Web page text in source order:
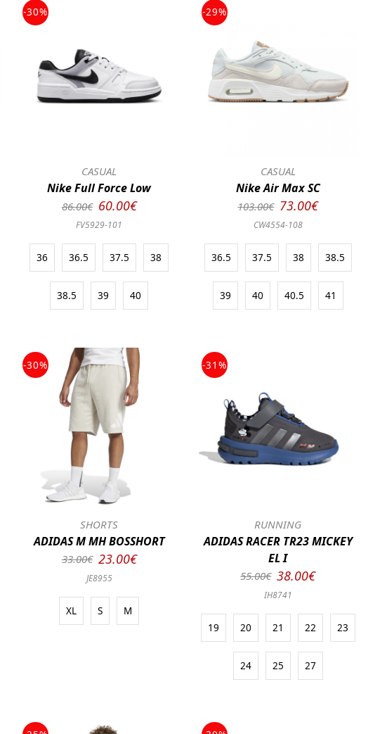
-30%
CASUAL
Nike Full Force Low
86.00€ 60.00€
FV5929-101
36 36.5 37.5 38
38.5 39 40
-29%
CASUAL
Nike Air Max SC
103.00€ 73.00€
CW4554-108
36.5 37.5 38 38.5
39 40 40.5 41
-30%
SHORTS
ADIDAS M MH BOSSHORT
33.00€ 23.00€
JE8955
XL S M
-31%
RUNNING
ADIDAS RACER TR23 MICKEY
EL I
55.00€ 38.00€
IH8741
19 20 21 22 23
24 25 27